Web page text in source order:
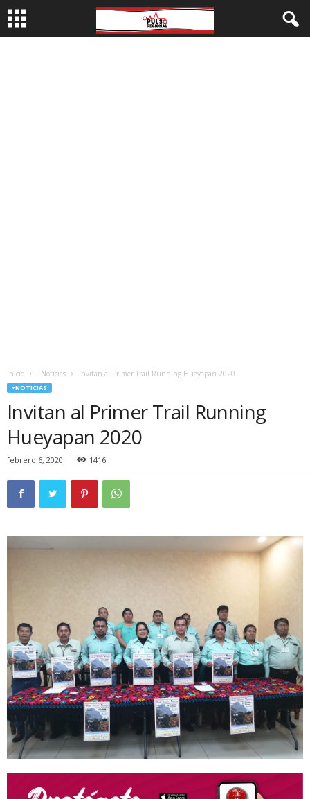
Inicio +Noticias Invitan al Primer Trail Running Hueyapan 2020
+NOTICIAS
Invitan al Primer Trail Running
Hueyapan 2020
febrero 6, 2020 1416